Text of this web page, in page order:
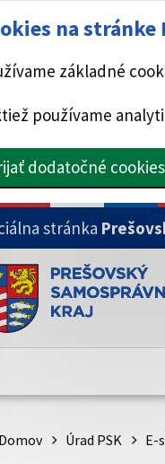
na stránke
základné
používame
dodatočné cookies
HLAVNÝ OBSAH
stránka
psk.sk je
je oficiálna webová
Domov Úrad PSK E-